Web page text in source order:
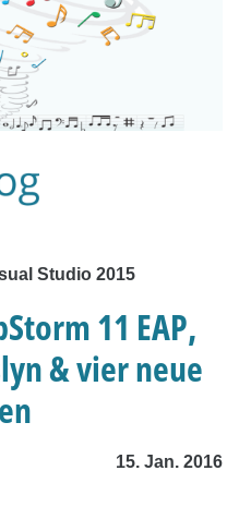
Studio 2015
11 EAP,
& vier neue
15. Jan. 2016